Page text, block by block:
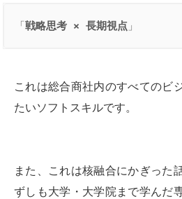
「戦略思考 × 長期視点 」
これは総合商社内のすべてのビ
たいソフトスキルです。
また、これは核融合にかぎった
ずしも大学・大学院まで学んだ